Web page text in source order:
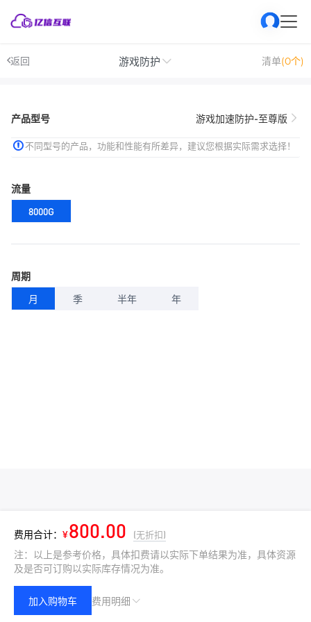
返回 游戏防护 清单(0个)
产品型号 游戏加速防护-至尊版
不同型号的产品，功能和性能有所差异，建议您根据实际需求选择！
流量
8000G
周期
月
季 半年 年
费用合计： ¥800.00 (无折扣)
注：以上是参考价格，具体扣费请以实际下单结果为准，具体资源
及是否可订购以实际库存情况为准。
费用明细
加入购物车